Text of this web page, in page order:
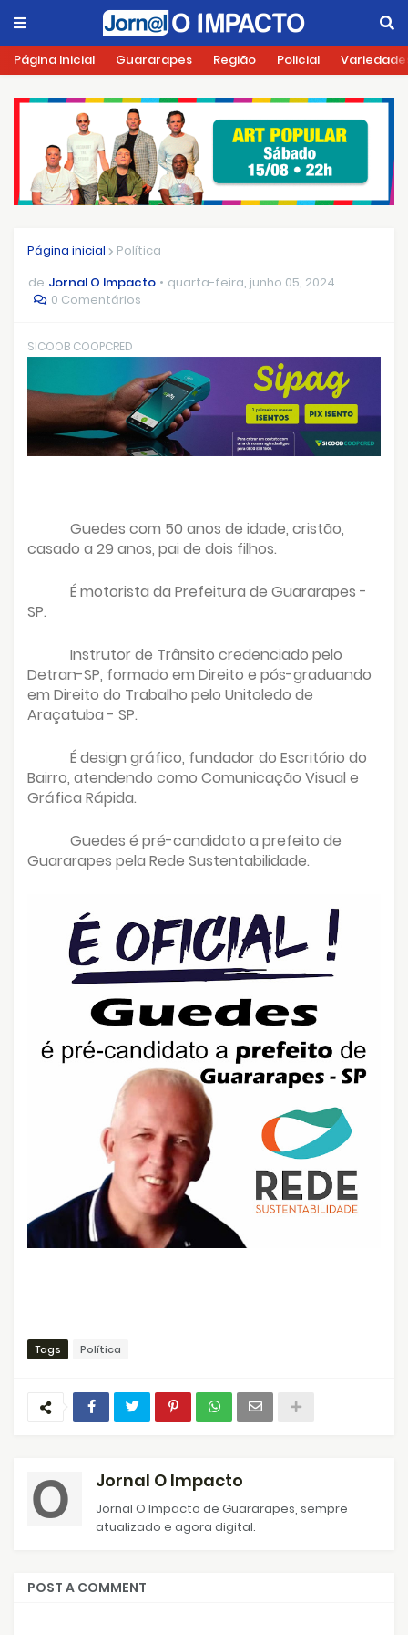
Página Inicial Guararapes Região Policial
Página inicial
Política
de Jornal O Impacto
quarta-feira, junho 05, 2024
0 Comentários
SICOOB COOPCRED
Guedes com 50 anos de idade, cristão,
casado a 29 anos, pai de dois filhos.
É motorista da Prefeitura de Guararapes -
SP.
Instrutor de Trânsito credenciado pelo
Detran-SP, formado em Direito e pós-graduando
em Direito do Trabalho pelo Unitoledo de
Araçatuba - SP.
É design gráfico, fundador do Escritório do
Bairro, atendendo como Comunicação Visual e
Gráfica Rápida.
Guedes é pré-candidato a prefeito de
Guararapes pela Rede Sustentabilidade.
Tags Política
Jornal O Impacto
Jornal O Impacto de Guararapes, sempre
atualizado e agora digital.
POST A COMMENT